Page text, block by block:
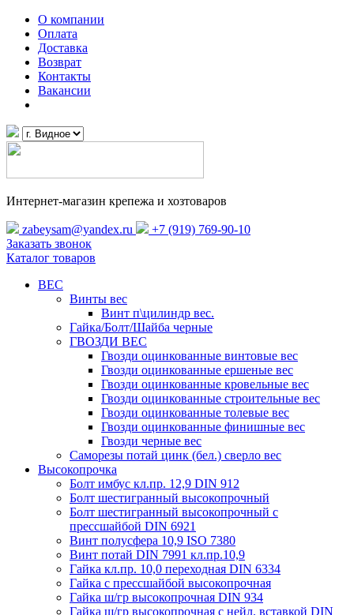
О компании
Оплата
Доставка
Возврат
Контакты
Вакансии
Интернет-магазин крепежа и хозтоваров
zabeysam@yandex.ru
+7 (919) 769-90-10
Заказать звонок
Каталог товаров
ВЕС
Винты вес
Винт п\цилиндр вес.
Гайка/Болт/Шайба черные
ГВОЗДИ ВЕС
Гвозди оцинкованные винтовые вес
Гвозди оцинкованные ершеные вес
Гвозди оцинкованные кровельные вес
Гвозди оцинкованные строительные вес
Гвозди оцинкованные толевые вес
Гвозди оцинкованные финишные вес
Гвозди черные вес
Саморезы потай цинк (бел.) сверло вес
Высокопрочка
Болт имбус кл.пр. 12,9 DIN 912
Болт шестигранный высокопрочный
Болт шестигранный высокопрочный с
прессшайбой DIN 6921
Винт полусфера 10,9 ISO 7380
Винт потай DIN 7991 кл.пр.10,9
Гайка кл.пр. 10,0 переходная DIN 6334
Гайка с прессшайбой высокопрочная
Гайка ш/гр высокопрочная DIN 934
Гайка ш/гр высокопрочная с нейл. вставкой DIN